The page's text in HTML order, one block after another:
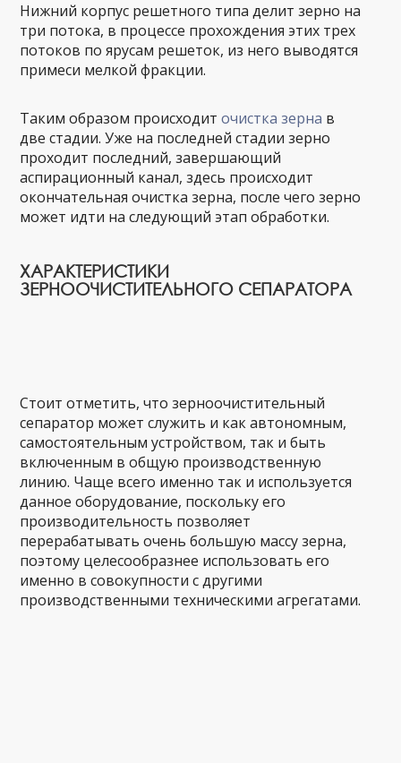
Нижний корпус решетного типа делит зерно на
три потока, в процессе прохождения этих трех
потоков по ярусам решеток, из него выводятся
примеси мелкой фракции.
Таким образом происходиточистка зерна в
две стадии. Уже на последней стадии зерно
проходит последний, завершающий
аспирационный канал, здесь происходит
окончательная очистка зерна, после чего зерно
может идти на следующий этап обработки.
ХАРАКТЕРИСТИКИ
ЗЕРНООЧИСТИТЕЛЬНОГО СЕПАРАТОРА
Стоит отметить, что зерноочистительный
сепаратор может служить и как автономным,
самостоятельным устройством, так и быть
включенным в общую производственную
линию. Чаще всего именно так и используется
данное оборудование, поскольку его
производительность позволяет
перерабатывать очень большую массу зерна,
поэтому целесообразнее использовать его
именно в совокупности с другими
производственными техническими агрегатами.